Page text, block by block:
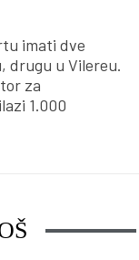
imati dve
drugu u Vilereu.
za
1.000